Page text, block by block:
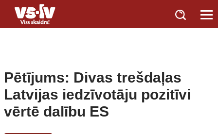
Pētījums: Divas trešdaļas
Latvijas iedzīvotāju pozitīvi
vērtē dalību ES